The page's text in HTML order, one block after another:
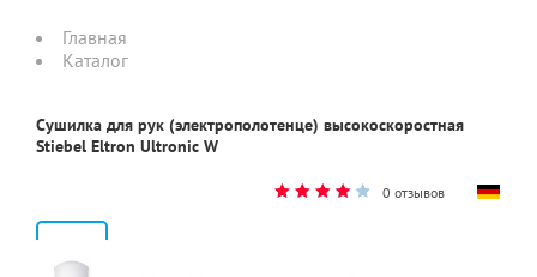
Главная
Каталог
Сушилка для рук (электрополотенце) высокоскоростная
Stiebel Eltron Ultronic W
0 отзывов